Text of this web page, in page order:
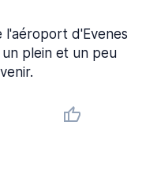
l'aéroport d'Evenes
plein et un peu